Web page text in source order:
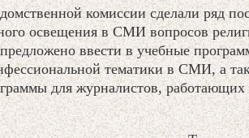
комиссии сделали ряд
освещения в СМИ вопросов
ввести в учебные
тематики в СМИ, а
для журналистов, работающих